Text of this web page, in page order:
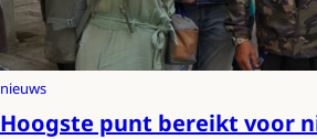
nieuws
Hoogste punt bereikt voor